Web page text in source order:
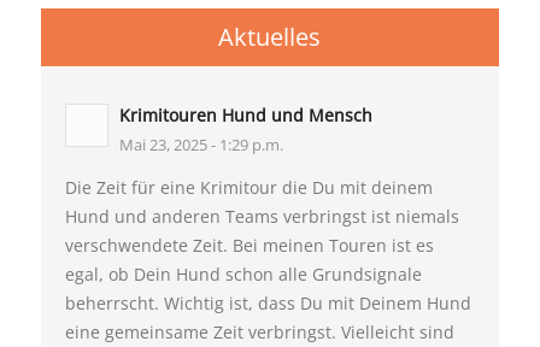
Aktuelles
Krimitouren Hund und Mensch
Mai 23, 2025 - 1:29 p.m.
Die Zeit für eine Krimitour die Du mit deinem
Hund und anderen Teams verbringst ist niemals
verschwendete Zeit. Bei meinen Touren ist es
egal, ob Dein Hund schon alle Grundsignale
beherrscht. Wichtig ist, dass Du mit Deinem Hund
eine gemeinsame Zeit verbringst. Vielleicht sind